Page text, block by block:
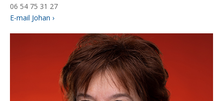
06 54 75 31 27
E-mail Johan ›